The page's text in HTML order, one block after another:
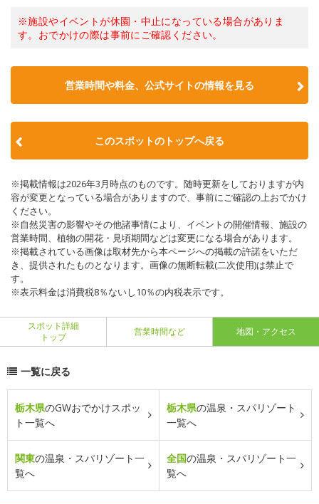
※施設やイベントが休園・中止になっている場合がありま
す。おでかけの際は事前にご確認ください。
営業時間や料金、公式サイトの情報を見る
このスポットのトップへ戻る
※掲載情報は2026年3月時点のものです。随時更新をしておりますが内
容が変更となっている場合がありますので、事前にご確認の上おでかけ
ください。
※自然災害の影響やその他諸事情により、イベントの開催情報、施設の
営業時間、植物の開花・見頃期間などは変更になる場合があります。
※掲載されている画像は取材先から本ページへの掲載の許諾をいただ
き、提供されたものとなります。画像の無断転載(二次使用)は禁止で
す。
※表示料金は消費税8％ないし10％の内税表示です。
スポット詳細
トップ
営業時間など 地図・アクセス
一覧に戻る
栃木県のGWおでかけスポッ
ト一覧へ
栃木県の温泉・スパリゾート
一覧へ
関東の温泉・スパリゾート一
覧へ
全国の温泉・スパリゾート一
覧へ